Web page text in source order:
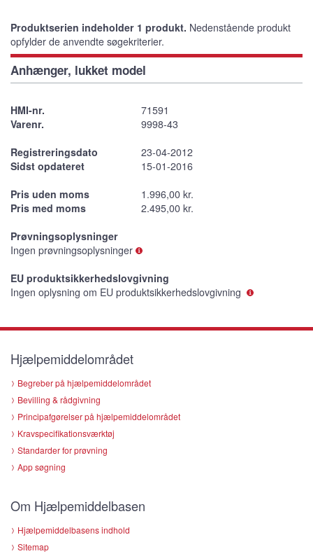
Produktserien indeholder 1 produkt. Nedenstående produkt
opfylder de anvendte søgekriterier.
Anhænger, lukket model
HMI-nr.
71591
Varenr.
9998-43
Registreringsdato
23-04-2012
Sidst opdateret
15-01-2016
Pris uden moms
1.996,00 kr.
Pris med moms
2.495,00 kr.
Prøvningsoplysninger
Ingen prøvningsoplysninger
EU produktsikkerhedslovgivning
Ingen oplysning om EU produktsikkerhedslovgivning
Hjælpemiddelområdet
Begreber på hjælpemiddelområdet
Bevilling & rådgivning
Principafgørelser på hjælpemiddelområdet
Kravspecifikationsværktøj
Standarder for prøvning
App søgning
Om Hjælpemiddelbasen
Hjælpemiddelbasens indhold
Sitemap